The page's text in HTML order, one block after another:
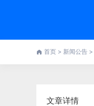
首页 > 新闻公告 >
文章详情